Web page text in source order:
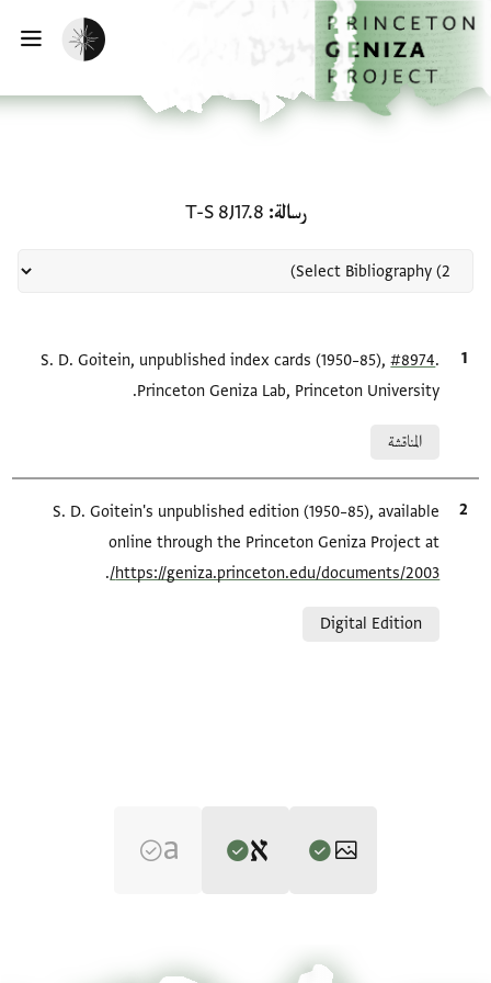
إلى المحتوى الرئيسي
الرئيسية
تفعيل الوضع المظلم
رسالة T-S 8J17.8
الاقتباس المرجعيS. D. Goitein, unpublished index cards (1950–85),#8974
Princeton Geniza Lab, Princeton University.
المناقشة
الاقتباس المرجعي
S. D. Goitein's unpublished edition (1950–85), available
online through the Princeton Geniza Project at
https://geniza.princeton.edu/documents/2003/
.
Digital Edition
S. D. Goitein's unpublished edition (1950–85).